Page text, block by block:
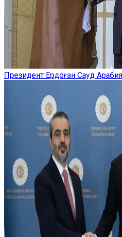
Президент Ердоған Сауд